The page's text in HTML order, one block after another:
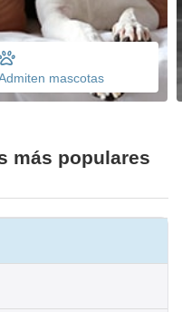
mascotas
más populares